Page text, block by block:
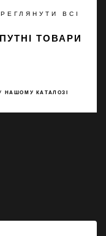
ВСІ
НАШОМУ КАТАЛОЗІ
ТОВАРИ